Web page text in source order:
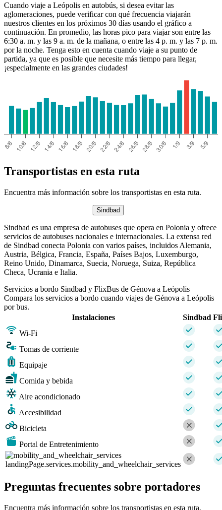
Genoa
Cuando viaje a Leópolis en autobús, si desea evitar las
aglomeraciones, puede verificar con qué frecuencia viajarán
nuestros clientes en los próximos 30 días usando el gráfico a
continuación. En promedio, las horas pico para viajar son entre las
6:30 a. m. y las 9 a. m. de la mañana, o entre las 4 p. m. y las 7 p. m.
por la noche. Tenga esto en cuenta cuando viaje a su punto de
partida, ya que es posible que necesite más tiempo para llegar,
¡especialmente en las grandes ciudades!
Transportistas en esta ruta
Encuentra más información sobre los transportistas en esta ruta.
Sindbad
Sindbad es una empresa de autobuses que opera en Polonia y ofrece
servicios de autobuses nacionales e internacionales. La extensa red
de Sindbad conecta Polonia con varios países, incluidos Alemania,
Austria, Bélgica, Francia, España, Países Bajos, Luxemburgo,
Reino Unido, Dinamarca, Suecia, Noruega, Suiza, República
Checa, Ucrania e Italia.
Servicios a bordo Sindbad y FlixBus de Génova a Leópolis
Compara los servicios a bordo cuando viajes de Génova a Leópolis
por bus.
Instalaciones
Sindbad
Wi-Fi
Tomas de corriente
Equipaje
Comida y bebida
Aire acondicionado
Accesibilidad
Bicicleta
Portal de Entretenimiento
landingPage.services.mobility_and_wheelchair_services
Preguntas frecuentes sobre portadores
Encuentra más información sobre los transportistas en esta ruta.